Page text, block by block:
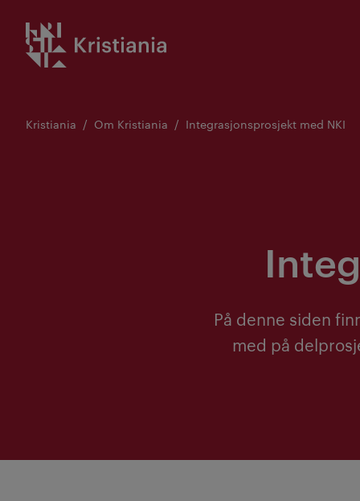
Gå
til
innhold
Kristiania logo
Kristiania Om Kristiania Integrasjonsprosjekt med NKI
På denne siden
med på